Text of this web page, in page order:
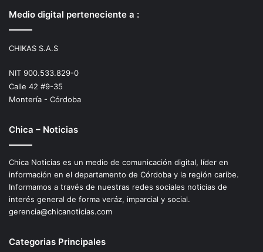
Medio digital perteneciente a :
CHIKAS S.A.S
NIT 900.533.829-0
Calle 42 #9-35
Montería - Córdoba
Chica – Noticias
Chica Noticias es un medio de comunicación digital, líder en
información en el departamento de Córdoba y la región caríbe.
Informamos a través de nuestras redes sociales noticias de
interés general de forma veráz, imparcial y social.
gerencia@chicanoticias.com
Categorias Principales